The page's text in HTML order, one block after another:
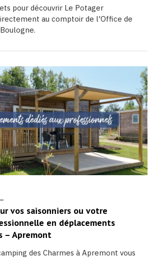
pour découvrir Le Potager
au comptoir de l'Office de
vos saisonniers ou votre
en déplacements
– Apremont
des Charmes à Apremont vous